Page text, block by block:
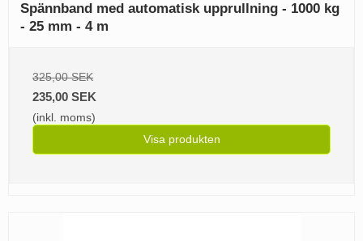
Spännband med automatisk upprullning - 1000 kg
- 25 mm - 4 m
325,00 SEK
235,00 SEK
(inkl. moms)
Visa produkten